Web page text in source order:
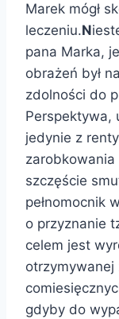
Marek mógł
leczeniu.N
pana Marka,
obrażeń był
zdolności do
Perspektywa,
jedynie z
zarobkowania
szczęście
pełnomocnik
o przyznanie
celem jest
otrzymywanej
gdyby do